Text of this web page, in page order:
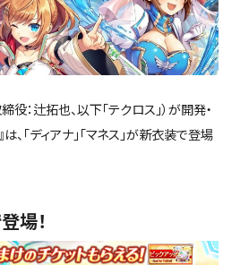
：辻拓也、以下「テクロス」）が開発・
は、「ディアナ」「マネス」が新衣装で登場
場！